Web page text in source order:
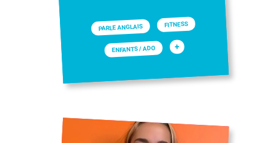
PARLE ANGLAIS FITNESS
ENFANTS / ADO +